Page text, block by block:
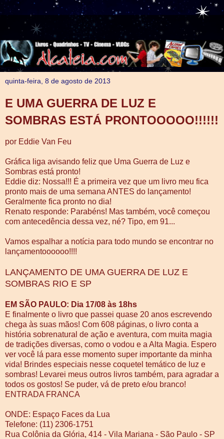
quinta-feira, 8 de agosto de 2013
E UMA GUERRA DE LUZ E
SOMBRAS ESTÁ PRONTOOOOO!!!!!!
por Eddie Van Feu
Gráfica liga avisando feliz que Uma Guerra de Luz e
Sombras está pronto!
Eddie diz: Nossa!!! É a primeira vez que um livro meu fica
pronto mais de uma semana ANTES do lançamento!
Geralmente fica pronto no dia!
Renato responde: Parabéns! Mas também, você começou
com antecedência dessa vez, né? Tipo, em 91...
Vamos espalhar a notícia para todo mundo se encontrar no
lançamentoooooo!!!!
LANÇAMENTO DE UMA GUERRA DE LUZ E
SOMBRAS RIO E SP
EM SÃO PAULO: Dia 17/08 às 18hs
E finalmente o livro que passei quase 20 anos escrevendo
chega às suas mãos! Com 608 páginas, o livro conta a
história sobrenatural de ação e aventura, com muita magia
de tradições diversas, como o vodou e a Alta Magia. Espero
ver você lá para esse momento super importante da minha
vida! Brindes especiais nesse coquetel temático de luz e
sombras! Levarei meus outros livros também, para agradar a
todos os gostos! Se puder, vá de preto e/ou branco!
ENTRADA FRANCA
ONDE: Espaço Faces da Lua
Telefone: (11) 2306-1751
Rua Colônia da Glória, 414 - Vila Mariana - São Paulo - SP